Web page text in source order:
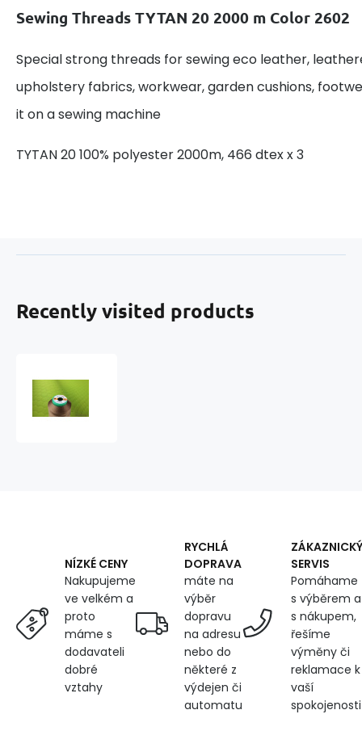
Sewing Threads TYTAN 20 2000 m Color 2602
Special strong threads for sewing eco leather,
upholstery fabrics, workwear, garden cushions,
it on a sewing machine
TYTAN 20 100% polyester 2000m, 466 dtex x 3
Recently visited products
NÍZKÉ CENY
Nakupujeme
ve velkém a
proto
máme s
dodavateli
dobré
vztahy
RYCHLÁ
DOPRAVA
máte na
výběr
dopravu
na adresu
nebo do
některé z
výdejen či
automatu
ZÁKAZNICKÝ
SERVIS
Pomáhame
s výběrem a
s nákupem,
řešíme
výměny či
reklamace k
vaší
spokojenosti